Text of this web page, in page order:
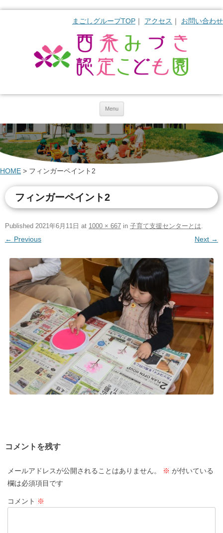
まごしグループTOP アクセス お問い合わせ
Menu
HOME > フィンガーペイント2
フィンガーペイント2
Published 2021年6月11日 at 1000 × 667 in 子育て支援センターとは
← Previous Next →
コメントを残す
メールアドレスが公開されることはありません。 ※ が付いている
欄は必須項目です
コメント ※